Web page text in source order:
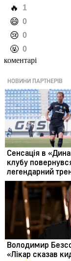
️🔥 1
️😄 0
️😢 0
️🤬 0
коментарі